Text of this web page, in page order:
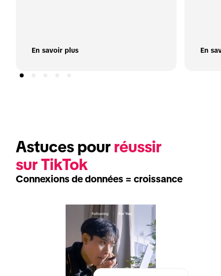
En savoir plus En
Astuces pour réussir
sur TikTok
Connexions de données = croissance